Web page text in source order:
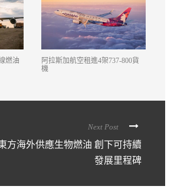
Next Post
方海外供應生物燃油 創下可持續
發展里程碑
燃油
阿拉斯加航空租進4架737-800貨
機